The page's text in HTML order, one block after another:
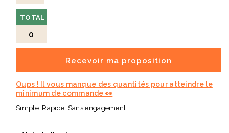
TOTAL
0
Recevoir ma proposition
Oups ! Il vous manque des quantités pour atteindre le
minimum de commande 👀
Simple. Rapide. Sans engagement.